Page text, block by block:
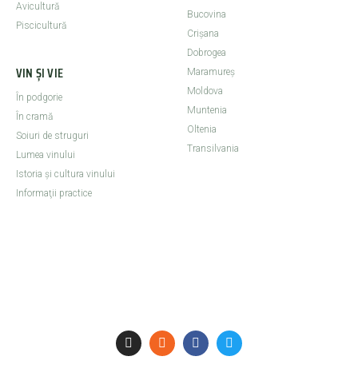
Avicultură
Piscicultură
VIN ȘI VIE
În podgorie
În cramă
Soiuri de struguri
Lumea vinului
Istoria şi cultura vinului
Informaţii practice
Bucovina
Crişana
Dobrogea
Maramureş
Moldova
Muntenia
Oltenia
Transilvania